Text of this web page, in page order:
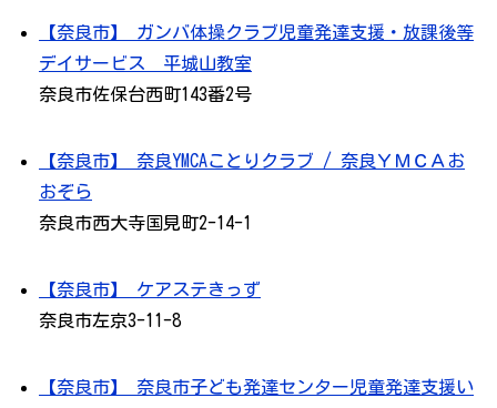
【奈良市】 ガンバ体操クラブ児童発達支援・放課後等
デイサービス 平城山教室
奈良市佐保台西町143番2号
【奈良市】 奈良YMCAことりクラブ / 奈良ＹＭＣＡお
おぞら
奈良市西大寺国見町2-14-1
【奈良市】 ケアステきっず
奈良市左京3-11-8
【奈良市】 奈良市子ども発達センター児童発達支援い